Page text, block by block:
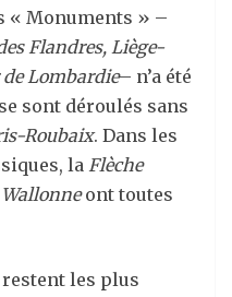
« Monuments » –
Flandres, Liège-
de Lombardie– n’a été
sont déroulés sans
Roubaix. Dans les
la Flèche
ont toutes
les plus